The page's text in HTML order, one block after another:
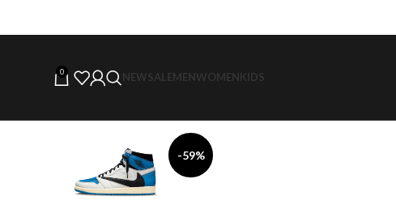
0 NEWSALEMENWOMENKIDS
-59%